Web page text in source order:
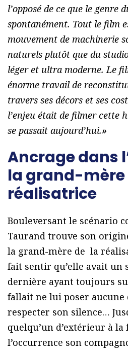
l’opposé de ce que le genre
spontanément. Tout le film
mouvement de machinerie
naturels plutôt que du
léger et ultra moderne. Le
énorme travail de
travers ses décors et ses
l’enjeu était de filmer cette
se passait aujourd’hui.»
Ancrage dans
la grand-mère
réalisatrice
Bouleversant le scénario
Taurand trouve son
la grand-mère de la
fait sentir qu’elle avait un
dernière ayant toujours
fallait ne lui poser aucune
respecter son silence…
quelqu’un d’extérieur à la
l’occurrence son